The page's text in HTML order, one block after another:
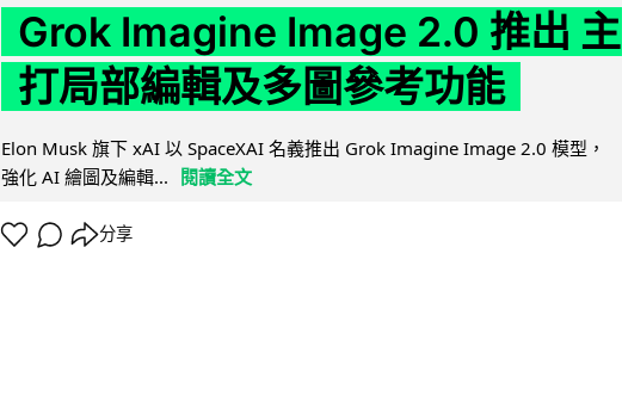
Grok Imagine Image 2.0 推出 主
打局部編輯及多圖參考功能
Elon Musk 旗下 xAI 以 SpaceXAI 名義推出 Grok Imagine Image 2.0 模型，
強化 AI 繪圖及編輯...
閱讀全文
分享